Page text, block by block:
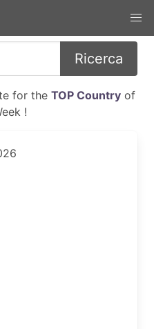
Ricerca
for the TOP Countryof
!